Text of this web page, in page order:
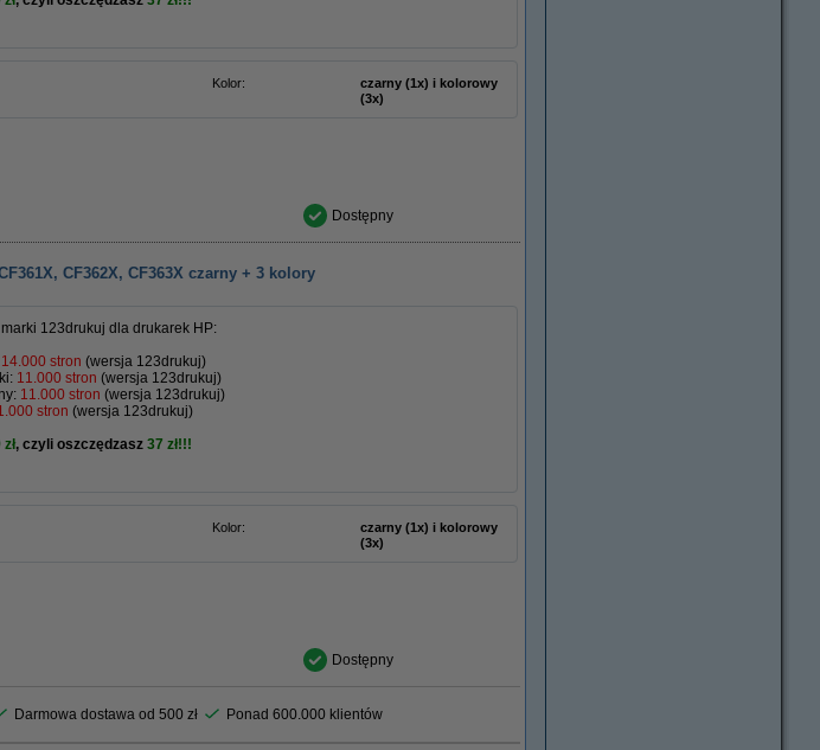
Kolor:
czarny (1x) i kolorowy
(3x)
Dostępny
CF362X, CF363X czarny + 3 kolory
123drukuj dla drukarek HP:
14.000 stron (wersja 123drukuj)
11.000 stron (wersja 123drukuj)
11.000 stron ​​​​​​​(wersja 123drukuj)
stron ​​​​​​​(wersja 123drukuj)
, czyli oszczędzasz 37 zł!!!
Kolor:
czarny (1x) i kolorowy
(3x)
Dostępny
Darmowa dostawa od 500 zł Ponad 600.000 klientów